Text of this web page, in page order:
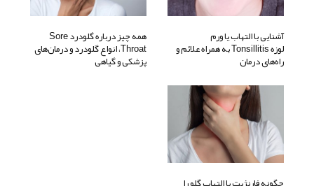
آشنایی با التهاب یا ورم
لوزه Tonsillitis به همراه علائم و
راه‌های درمان
همه چیز درباره گلودرد Sore
Throat، انواع گلودرد و درمان‌های
پزشکی و گیاهی